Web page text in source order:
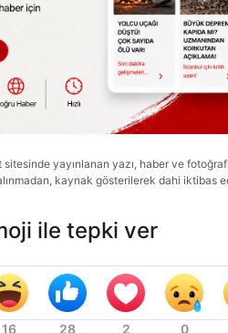
yayınlanan yazı, haber ve
kaynak gösterilerek dahi iktibas
ile tepki ver